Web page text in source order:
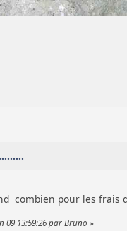
combien pour les frais
09 13:59:26 par Bruno »